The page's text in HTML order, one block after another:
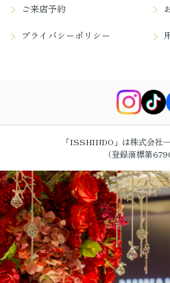
ご来店予約
プライバシーポリシー
「ISSHINDO」は株式会社
（登録商標第